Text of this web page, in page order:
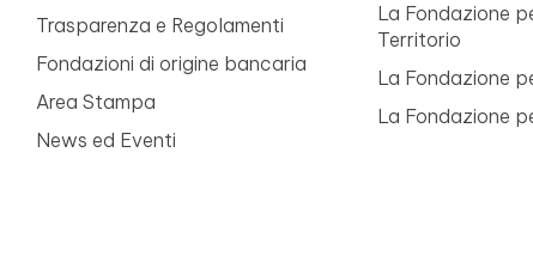
Trasparenza e Regolamenti
Fondazioni di origine bancaria
Area Stampa
News ed Eventi
La Fondazione
Territorio
La Fondazione
La Fondazione